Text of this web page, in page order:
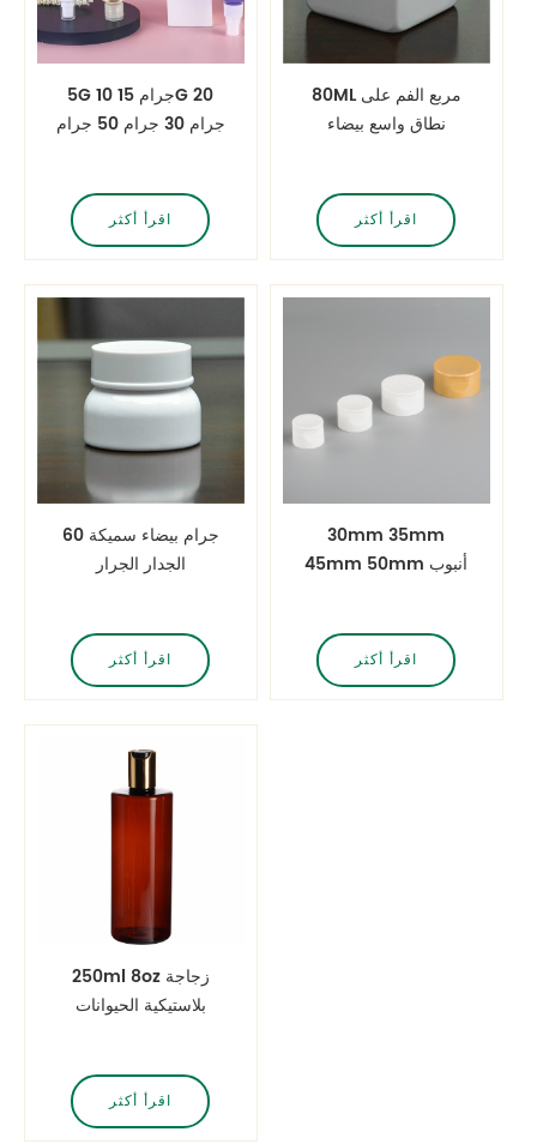
5G 10 جرام 15G 20
جرام 30 جرام 50 جرام
اقرأ أكثر
80ML مربع الفم على
نطاق واسع بيضاء
اقرأ أكثر
60 جرام بيضاء سميكة
الجدار الجرار
اقرأ أكثر
30mm 35mm
45mm 50mm أنبوب
اقرأ أكثر
250ml 8oz زجاجة
بلاستيكية الحيوانات
اقرأ أكثر